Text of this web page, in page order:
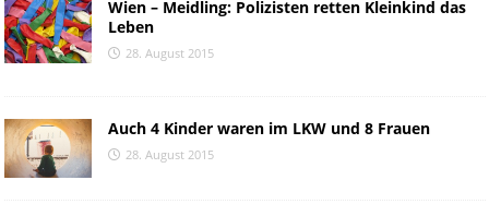
Wien – Meidling: Polizisten retten Kleinkind das
Leben
28. August 2015
Auch 4 Kinder waren im LKW und 8 Frauen
28. August 2015